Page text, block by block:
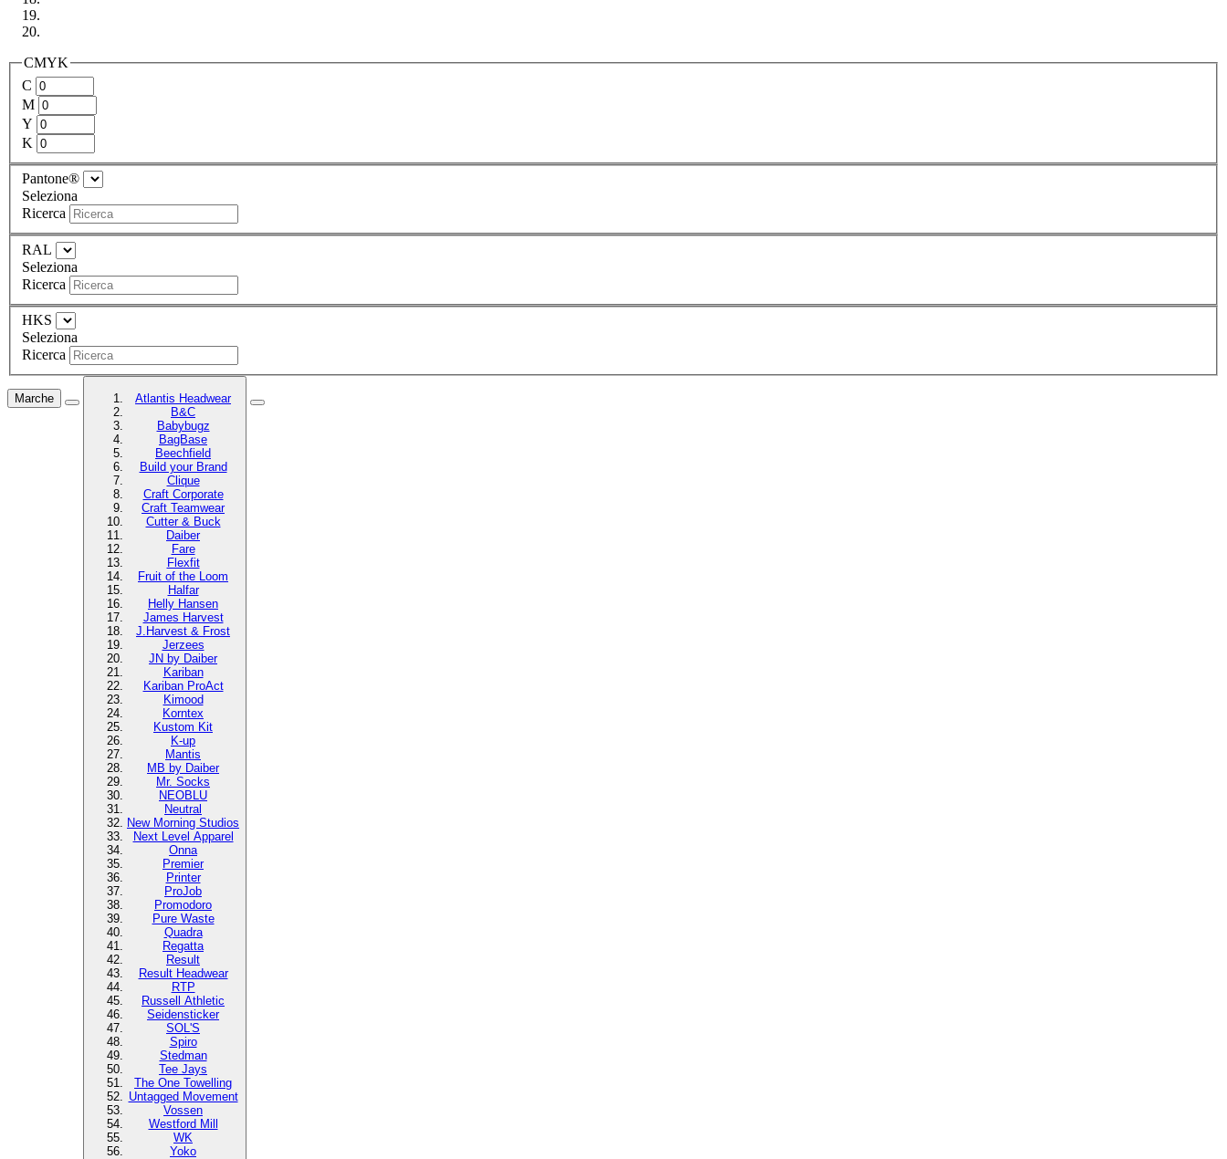
CMYK
C
M
Y
K
Pantone®
Seleziona
Ricerca
RAL
Seleziona
Ricerca
HKS
Seleziona
Ricerca
Marche
Atlantis Headwear
B&C
Babybugz
BagBase
Beechfield
Build your Brand
Clique
Craft Corporate
Craft Teamwear
Cutter & Buck
Daiber
Fare
Flexfit
Fruit of the Loom
Halfar
Helly Hansen
James Harvest
J.Harvest & Frost
Jerzees
JN by Daiber
Kariban
Kariban ProAct
Kimood
Korntex
Kustom Kit
K-up
Mantis
MB by Daiber
Mr. Socks
NEOBLU
Neutral
New Morning Studios
Next Level Apparel
Onna
Premier
Printer
ProJob
Promodoro
Pure Waste
Quadra
Regatta
Result
Result Headwear
RTP
Russell Athletic
Seidensticker
SOL'S
Spiro
Stedman
Tee Jays
The One Towelling
Untagged Movement
Vossen
Westford Mill
WK
Yoko